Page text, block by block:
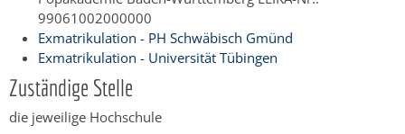
99061002000000
Exmatrikulation - PH Schwäbisch Gmünd
Exmatrikulation - Universität Tübingen
Zuständige Stelle
die jeweilige Hochschule